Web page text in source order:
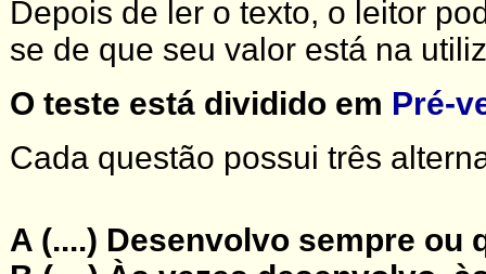
Depois de ler o texto, o leitor
se de que seu valor está na
O teste está dividido em Pré-
Cada questão possui três
A (....) Desenvolvo sempre ou